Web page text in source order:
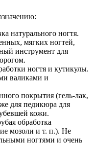
натурального ногтя.
мягких ногтей,
инструмент для
ногтя и кутикулы.
валиками и
покрытия (гель-лак,
для педикюра для
кожи.
обработка
мозоли и т. п.). Не
ногтями и очень